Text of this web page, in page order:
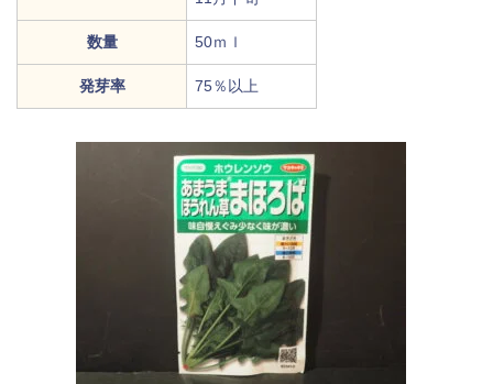
数量 50ｍｌ
発芽率 75％以上